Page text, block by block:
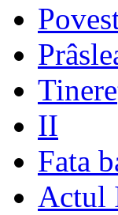
II
Fata
Actul